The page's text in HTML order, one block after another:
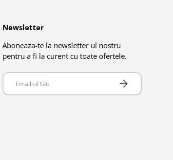
Newsletter
Aboneaza-te la newsletter ul nostru
pentru a fi la curent cu toate ofertele.
Email Abonează-te